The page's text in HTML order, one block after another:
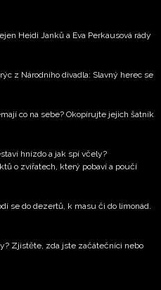
Heidi Janků a Eva Perkausová rády
z Národního divadla: Slavný herec se
co na sebe? Okopírujte jejich šatník
hnízdo a jak spí včely?
o zvířatech, který pobaví a poučí
se do dezertů, k masu či do limonád.
Zjistěte, zda jste začátečníci nebo